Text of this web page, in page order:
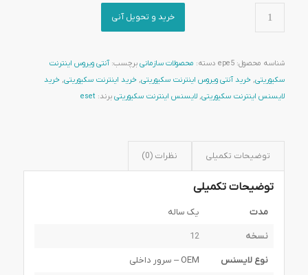
خرید و تحویل آنی
شناسه محصول: epe5 دسته: محصولات سازمانی برچسب: آنتی ویروس اینترنت
سکیوریتی, خرید آنتی ویروس اینترنت سکیوریتی, خرید اینترنت سکیوریتی, خرید
لایسنس اینترنت سکیوریتی, لایسنس اینترنت سکیوریتی برند: eset
توضیحات تکمیلی نظرات (0)
توضیحات تکمیلی
مدت یک ساله
نسخه 12
نوع لایسنس OEM – سرور داخلی